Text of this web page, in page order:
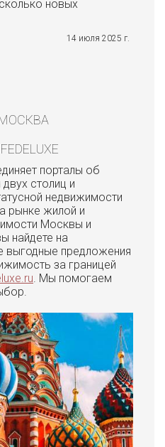
новых
14 июля 2025 г.
порталы об
столиц и
недвижимости
рынке жилой и
Москвы и
найдете на
выгодные предложения
за границей
. Мы помогаем